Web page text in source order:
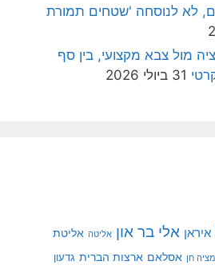
לא לנוסחה 'שטחים תמורת
מול צבא מקצועי, בין סף
31 ביולי 2026
איראן אלי בר און אליטה אליטת
חן אסלאם ארצות הברית גדעון